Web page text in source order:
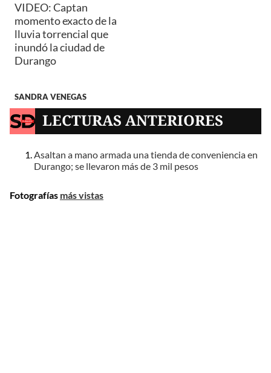
VIDEO: Captan
momento exacto de la
lluvia torrencial que
inundó la ciudad de
Durango
SANDRA VENEGAS
LECTURAS ANTERIORES
Asaltan a mano armada una tienda de conveniencia en
Durango; se llevaron más de 3 mil pesos
Fotografías más vistas